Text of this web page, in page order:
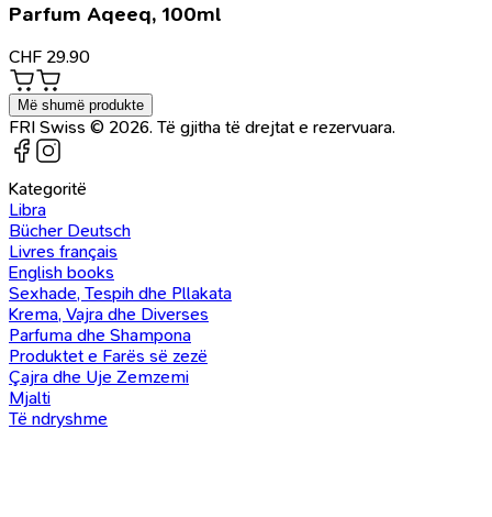
Parfum Aqeeq, 100ml
CHF 29.90
Më shumë produkte
FRI Swiss © 2026. Të gjitha të drejtat e rezervuara.
Kategoritë
Libra
Bücher Deutsch
Livres français
English books
Sexhade, Tespih dhe Pllakata
Krema, Vajra dhe Diverses
Parfuma dhe Shampona
Produktet e Farës së zezë
Çajra dhe Uje Zemzemi
Mjalti
Të ndryshme